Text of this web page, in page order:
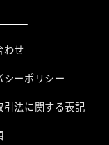
わせ
シーポリシー
引法に関する表記